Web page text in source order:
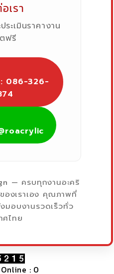
เรา
ระเมินราคางาน
ฟรี
086-326-
— ครบทุกงานอะคริ
องเราเอง คุณภาพที่
มอบงานรวดเร็วทั่ว
ศไทย
: 0